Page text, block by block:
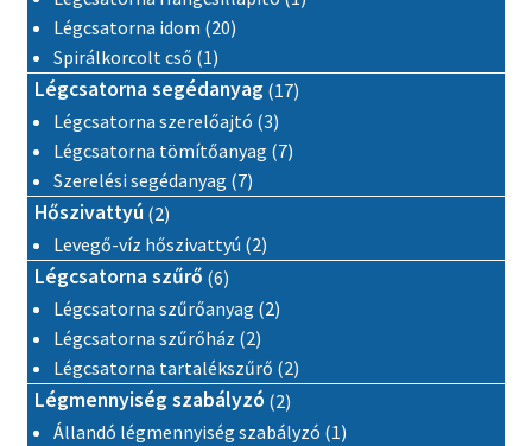
Légcsatorna idom 2020 termék
Spirálkorcolt cső 11 termék
Légcsatorna segédanyag 1717 termék
Légcsatorna szerelőajtó 33 termék
Légcsatorna tömítőanyag 77 termék
Szerelési segédanyag 77 termék
Hőszivattyú 22 termék
Levegő-víz hőszivattyú 22 termék
Légcsatorna szűrő 66 termék
Légcsatorna szűrőanyag 22 termék
Légcsatorna szűrőház 22 termék
Légcsatorna tartalékszűrő 22 termék
Légmennyiség szabályzó 22 termék
Állandó légmennyiség szabályzó 11 termék